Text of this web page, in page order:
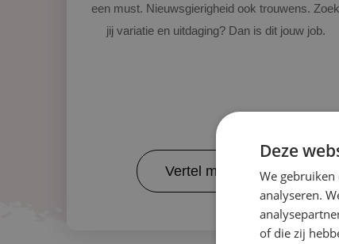
een must. Nieuwsgierigheid ook trouwens. Zoek
jij variatie en uitdaging? Dan is dit jouw job.
Vertel me meer!
Deze
We
analyseren.
of die zij